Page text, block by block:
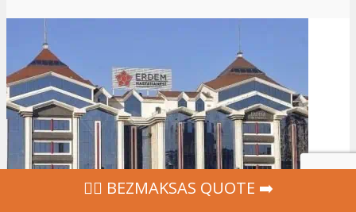
‍👩‍⚕ BEZMAKSAS QUOTE ➡️